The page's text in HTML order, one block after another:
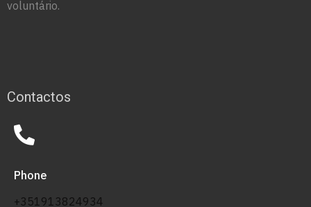
voluntário.
Contactos
Phone
+351913824934